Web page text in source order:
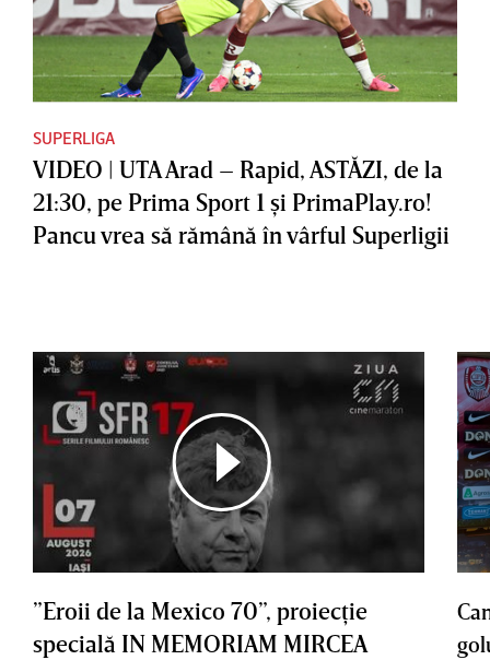
SUPERLIGA
VIDEO | UTA Arad – Rapid, ASTĂZI, de la
21:30, pe Prima Sport 1 şi PrimaPlay.ro!
Pancu vrea să rămână în vârful Superligii
”Eroii de la Mexico 70”, proiecţie
specială IN MEMORIAM MIRCEA